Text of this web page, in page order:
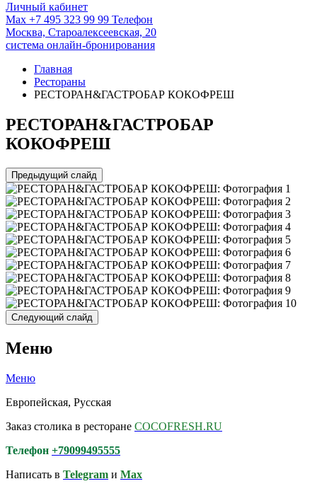
Личный кабинет
Max +7 495 323 99 99 Телефон
Москва, Староалексеевская, 20
система онлайн-бронирования
Главная
Рестораны
РЕСТОРАН&ГАСТРОБАР КОКОФРЕШ
РЕСТОРАН&ГАСТРОБАР
КОКОФРЕШ
Предыдущий слайд
Следующий слайд
Меню
Меню
Европейская, Русская
Заказ столика в ресторане COCOFRESH.RU
Телефон +79099495555
Написать в Telegram и Max